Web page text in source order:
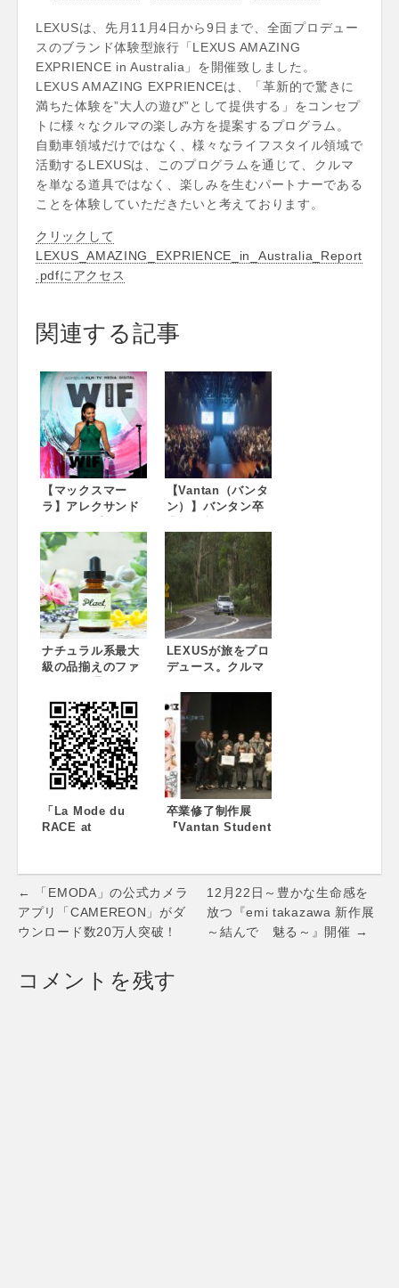
LEXUSは、先月11月4日から9日まで、全面プロデュー
スのブランド体験型旅行「LEXUS AMAZING
EXPRIENCE in Australia」を開催致しました。
LEXUS AMAZING EXPRIENCEは、「革新的で驚きに
満ちた体験を”大人の遊び”として提供する」をコンセプ
トに様々なクルマの楽しみ方を提案するプログラム。
自動車領域だけではなく、様々なライフスタイル領域で
活動するLEXUSは、このプログラムを通じて、クルマ
を単なる道具ではなく、楽しみを生むパートナーである
ことを体験していただきたいと考えております。
クリックして
LEXUS_AMAZING_EXPRIENCE_in_Australia_Report
.pdfにアクセス
関連する記事
【マックスマー
ラ】アレクサンド
年度ウィメン・イ
ン・フィルム『マ
ックスマーラ フェ
イス・オブ・ザ・
フューチャー賞
®』を受賞！ 前夜
祭には多くの女
優・セレブリティ
が出席し、受賞を
【Vantan（バンタ
ン）】バンタン卒
『VANTAN
STUDENT FINAL
2015』 “THE
POWER OF
DESIGN” 大歓声
の中、感動のフィ
ナーレ！！
ナチュラル系最大
級の品揃えのファ
ト「ナチュラン」
本物のオーガニッ
クにこだわった、
エイジングケア美
容オイルをオリジ
ナル開発・販売
LEXUSが旅をプロ
デュース。クルマ
タイルを”大人の遊
び”として提案
「La Mode du
RACE at
卒業修了制作展
『Vantan Student
名を超える来場、
感動のフィナー
レ！！
Post
navigation
← 「EMODA」の公式カメラ
アプリ「CAMEREON」がダ
ウンロード数20万人突破！
12月22日～豊かな生命感を
放つ『emi takazawa 新作展
～結んで 魅る～』開催 →
コメントを残す